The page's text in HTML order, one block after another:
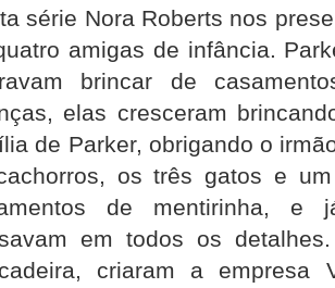
série Nora Roberts nos
amigas de infância.
brincar de
elas cresceram
de Parker, obrigando o
os três gatos e
de mentirinha, e
em todos os
criaram a empresa